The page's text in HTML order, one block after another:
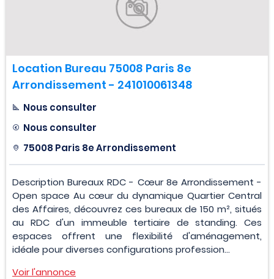
Location Bureau 75008 Paris 8e
Arrondissement - 241010061348
Nous consulter
Nous consulter
75008 Paris 8e Arrondissement
Description Bureaux RDC - Cœur 8e Arrondissement -
Open space Au cœur du dynamique Quartier Central
des Affaires, découvrez ces bureaux de 150 m², situés
au RDC d'un immeuble tertiaire de standing. Ces
espaces offrent une flexibilité d'aménagement,
idéale pour diverses configurations profession...
Voir l'annonce